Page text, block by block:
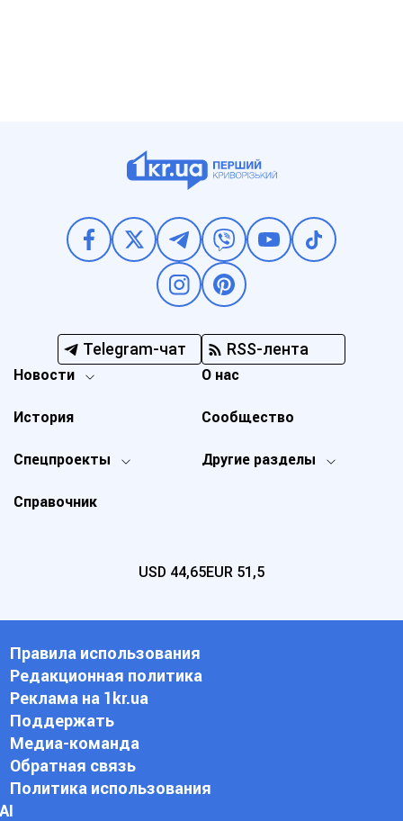
Telegram-чат RSS-лента
Новости
Спецпроекты Другие разделы
История
О нас
Справочник
Сообщество
USD 44,65EUR 51,5
Правила использования
Редакционная политика
Реклама на 1kr.ua
Поддержать
Медиа-команда
Обратная связь
Политика использования
АI